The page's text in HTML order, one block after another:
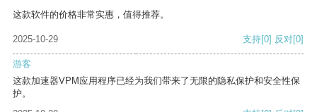
这款软件的价格非常实惠，值得推荐。
2025-10-29 支持[0] 反对[0]
游客
这款加速器VPM应用程序已经为我们带来了无限的隐私保护和安全性保
护。